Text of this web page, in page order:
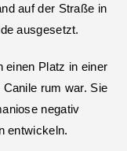
auf der Straße in
ausgesetzt.
einen Platz in einer
rum war. Sie
negativ
entwickeln.